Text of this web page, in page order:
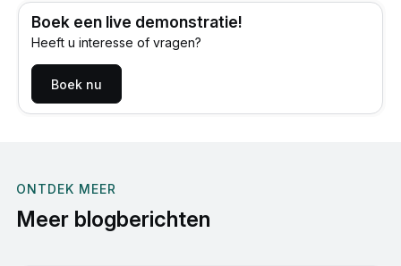
Boek een live demonstratie!
Heeft u interesse of vragen?
Boek nu
ONTDEK MEER
Meer blogberichten